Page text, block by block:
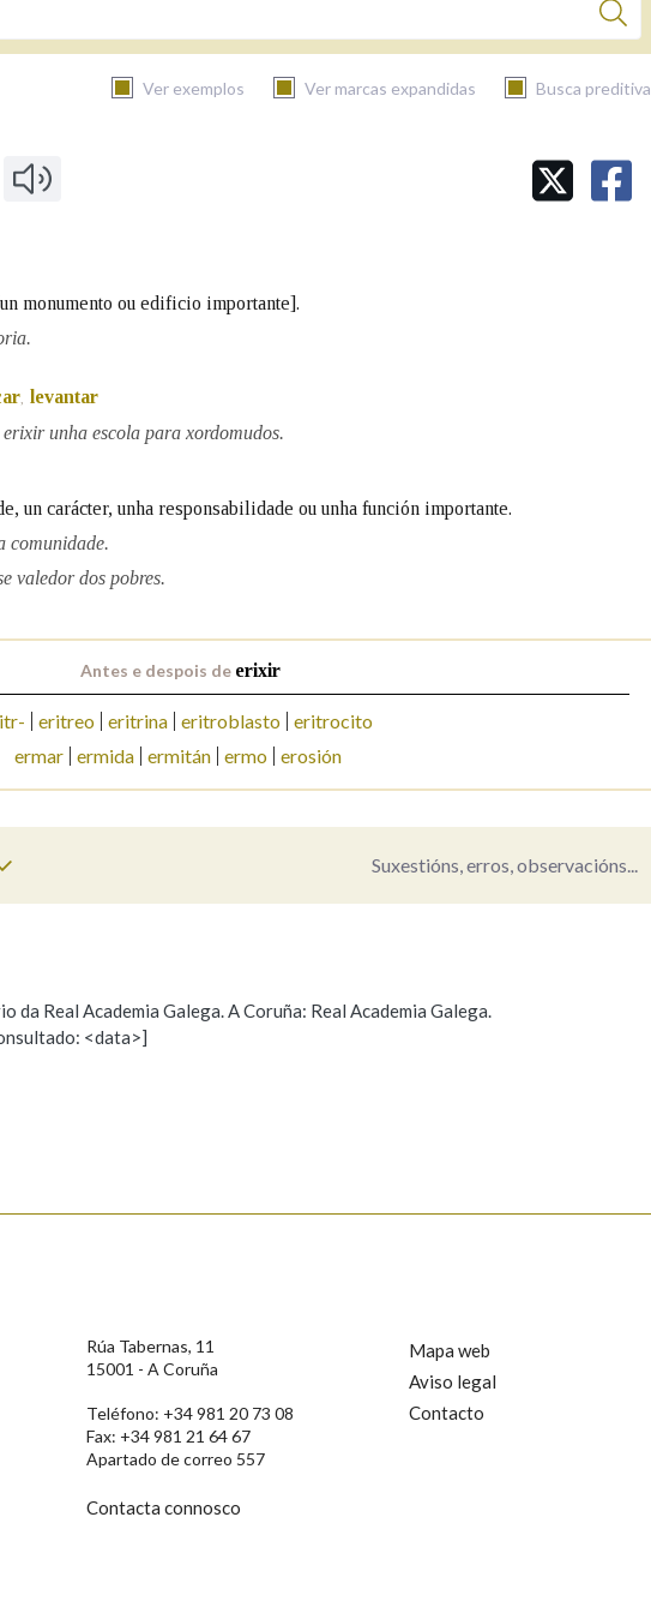
Ver exemplos Ver marcas expandidas Busca preditiva
Na fraseoloxía
AXUDA NA BUSCA
monumento ou edificio importante].
, levantar
unha escola para xordomudos.
un carácter, unha responsabilidade ou unha función importante.
comunidade.
valedor dos pobres.
Antes e despois de erixir
eritreo eritrina eritroblasto eritrocito
ermar
ermida ermitán ermo erosión
Suxestións, erros, observacións...
palabra Propoño mellorar a definición
da Real Academia Galega. A Coruña: Real Academia Galega.
<data>]
Rúa Tabernas, 11
15001 - A Coruña
Teléfono: +34 981 20 73 08
Fax: +34 981 21 64 67
Apartado de correo 557
Contacta connosco
Mapa web
Aviso legal
Contacto